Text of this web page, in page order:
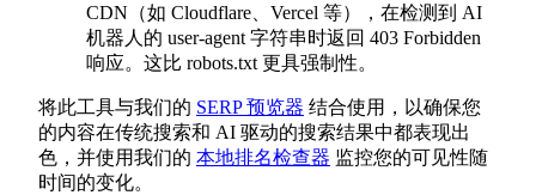
CDN（如 Cloudflare、Vercel 等），在检测到 AI
机器人的 user-agent 字符串时返回 403 Forbidden
响应。这比 robots.txt 更具强制性。
将此工具与我们的 SERP 预览器 结合使用，以确保您
的内容在传统搜索和 AI 驱动的搜索结果中都表现出
色，并使用我们的 本地排名检查器 监控您的可见性随
时间的变化。